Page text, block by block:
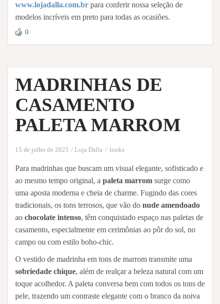
www.lojadalla.com.br para conferir nossa seleção de
modelos incríveis em preto para todas as ocasiões.
0
MADRINHAS DE
CASAMENTO
PALETA MARROM
15 de julho de 2025 Loja Dalla looks
Para madrinhas que buscam um visual elegante, sofisticado e
ao mesmo tempo original, a paleta marrom surge como
uma aposta moderna e cheia de charme. Fugindo das cores
tradicionais, os tons terrosos, que vão do nude amendoado
ao chocolate intenso, têm conquistado espaço nas paletas de
casamento, especialmente em cerimônias ao pôr do sol, no
campo ou com estilo boho-chic.
O vestido de madrinha em tons de marrom transmite uma
sobriedade chique, além de realçar a beleza natural com um
toque acolhedor. A paleta conversa bem com todos os tons de
pele, trazendo um contraste elegante com o branco da noiva